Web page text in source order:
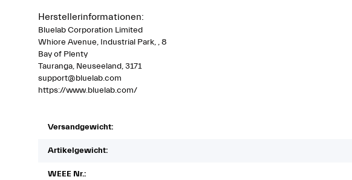
Herstellerinformationen:
Bluelab Corporation Limited
Whiore Avenue, Industrial Park, , 8
Bay of Plenty
Tauranga, Neuseeland, 3171
support@bluelab.com
https://www.bluelab.com/
Versandgewicht:
Artikelgewicht:
WEEE Nr.: